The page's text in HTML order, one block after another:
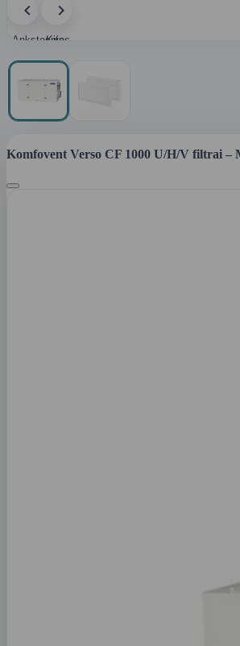
Ankstesnis
Kitas
Komfovent Verso CF 1000 U/H/V filtrai –